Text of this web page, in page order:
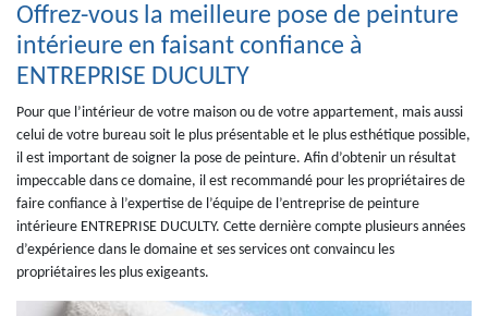
Offrez-vous la meilleure pose de peinture
intérieure en faisant confiance à
ENTREPRISE DUCULTY
Pour que l’intérieur de votre maison ou de votre appartement, mais aussi
celui de votre bureau soit le plus présentable et le plus esthétique possible,
il est important de soigner la pose de peinture. Afin d’obtenir un résultat
impeccable dans ce domaine, il est recommandé pour les propriétaires de
faire confiance à l’expertise de l’équipe de l’entreprise de peinture
intérieure ENTREPRISE DUCULTY. Cette dernière compte plusieurs années
d’expérience dans le domaine et ses services ont convaincu les
propriétaires les plus exigeants.